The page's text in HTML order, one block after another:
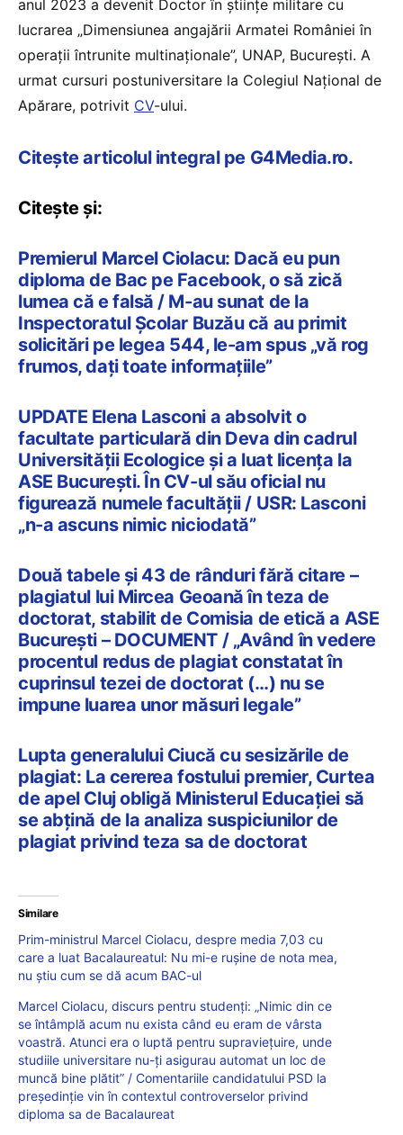
anul 2023 a devenit Doctor în ştiinţe militare cu
lucrarea „Dimensiunea angajării Armatei României în
operaţii întrunite multinaţionale”, UNAP, Bucureşti. A
urmat cursuri postuniversitare la Colegiul Național de
Apărare, potrivit CV-ului.
Citește articolul integral pe G4Media.ro.
Citește și:
Premierul Marcel Ciolacu: Dacă eu pun
diploma de Bac pe Facebook, o să zică
lumea că e falsă / M-au sunat de la
Inspectoratul Școlar Buzău că au primit
solicitări pe legea 544, le-am spus „vă rog
frumos, dați toate informațiile”
UPDATE Elena Lasconi a absolvit o
facultate particulară din Deva din cadrul
Universității Ecologice și a luat licența la
ASE București. În CV-ul său oficial nu
figurează numele facultății / USR: Lasconi
„n-a ascuns nimic niciodată”
Două tabele și 43 de rânduri fără citare –
plagiatul lui Mircea Geoană în teza de
doctorat, stabilit de Comisia de etică a ASE
București – DOCUMENT / „Având în vedere
procentul redus de plagiat constatat în
cuprinsul tezei de doctorat (…) nu se
impune luarea unor măsuri legale”
Lupta generalului Ciucă cu sesizările de
plagiat: La cererea fostului premier, Curtea
de apel Cluj obligă Ministerul Educaţiei să
se abţină de la analiza suspiciunilor de
plagiat privind teza sa de doctorat
Similare
Prim-ministrul Marcel Ciolacu, despre media 7,03 cu
care a luat Bacalaureatul: Nu mi-e rușine de nota mea,
nu știu cum se dă acum BAC-ul
Marcel Ciolacu, discurs pentru studenți: „Nimic din ce
se întâmplă acum nu exista când eu eram de vârsta
voastră. Atunci era o luptă pentru supraviețuire, unde
studiile universitare nu-ți asigurau automat un loc de
muncă bine plătit” / Comentariile candidatului PSD la
președinție vin în contextul controverselor privind
diploma sa de Bacalaureat